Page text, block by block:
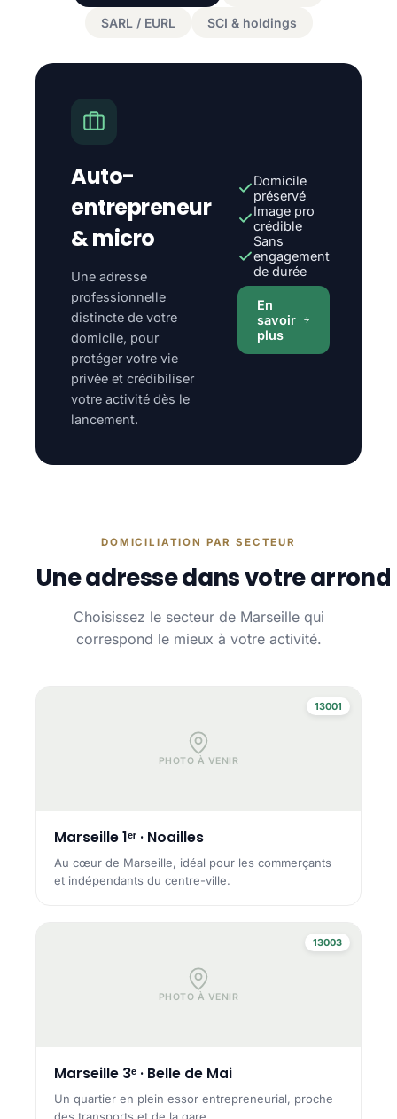
SARL / EURL SCI & holdings
Auto-
entrepreneur
& micro
Une adresse
professionnelle
distincte de votre
domicile, pour
protéger votre vie
privée et crédibiliser
votre activité dès le
lancement.
Domicile
préservé
Image pro
crédible
Sans
engagement
de durée
En
savoir
plus
DOMICILIATION PAR SECTEUR
Une adresse dans votre
Choisissez le secteur de Marseille qui
correspond le mieux à votre activité.
PHOTO À VENIR
13001
Marseille 1ᵉʳ · Noailles
Au cœur de Marseille, idéal pour les commerçants
et indépendants du centre-ville.
PHOTO À VENIR
13003
Marseille 3ᵉ · Belle de Mai
Un quartier en plein essor entrepreneurial, proche